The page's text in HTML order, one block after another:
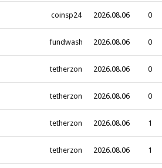
coinsp24 2026.08.06 0
fundwash 2026.08.06 0
tetherzon 2026.08.06 0
tetherzon 2026.08.06 0
tetherzon 2026.08.06 1
tetherzon 2026.08.06 1